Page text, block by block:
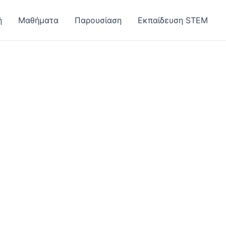
Μαθήματα Παρουσίαση Εκπαίδευση STEM